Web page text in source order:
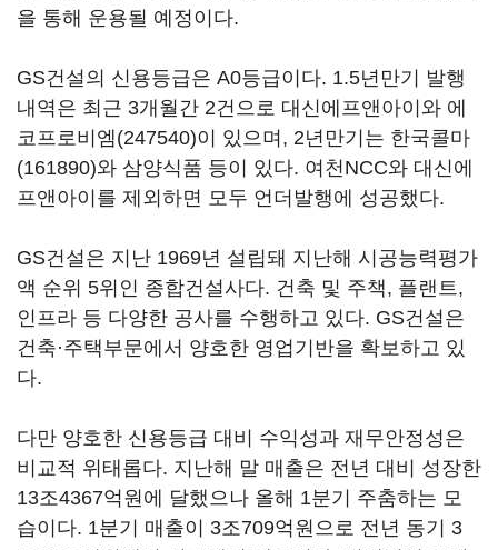
을 통해 운용될 예정이다.
GS건설의 신용등급은 A0등급이다. 1.5년만기 발행
내역은 최근 3개월간 2건으로 대신에프앤아이와 에
코프로비엠(247540)이 있으며, 2년만기는 한국콜마
(161890)와 삼양식품 등이 있다. 여천NCC와 대신에
프앤아이를 제외하면 모두 언더발행에 성공했다.
GS건설은 지난 1969년 설립돼 지난해 시공능력평가
액 순위 5위인 종합건설사다. 건축 및 주책, 플랜트,
인프라 등 다양한 공사를 수행하고 있다. GS건설은
건축·주택부문에서 양호한 영업기반을 확보하고 있
다.
다만 양호한 신용등급 대비 수익성과 재무안정성은
비교적 위태롭다. 지난해 말 매출은 전년 대비 성장한
13조4367억원에 달했으나 올해 1분기 주춤하는 모
습이다. 1분기 매출이 3조709억원으로 전년 동기 3